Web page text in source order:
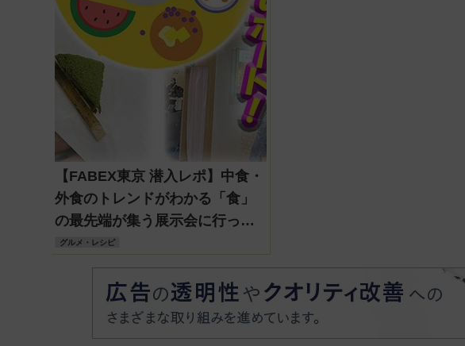
【FABEX東京 潜入レポ】中食・
外食のトレンドがわかる「食」
の最先端が集う展示会に行って
みた!
グルメ・レシピ